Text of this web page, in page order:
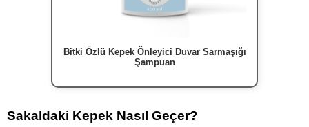
Bitki Özlü Kepek Önleyici Duvar Sarmaşığı
Şampuan
Sakaldaki Kepek Nasıl Geçer?